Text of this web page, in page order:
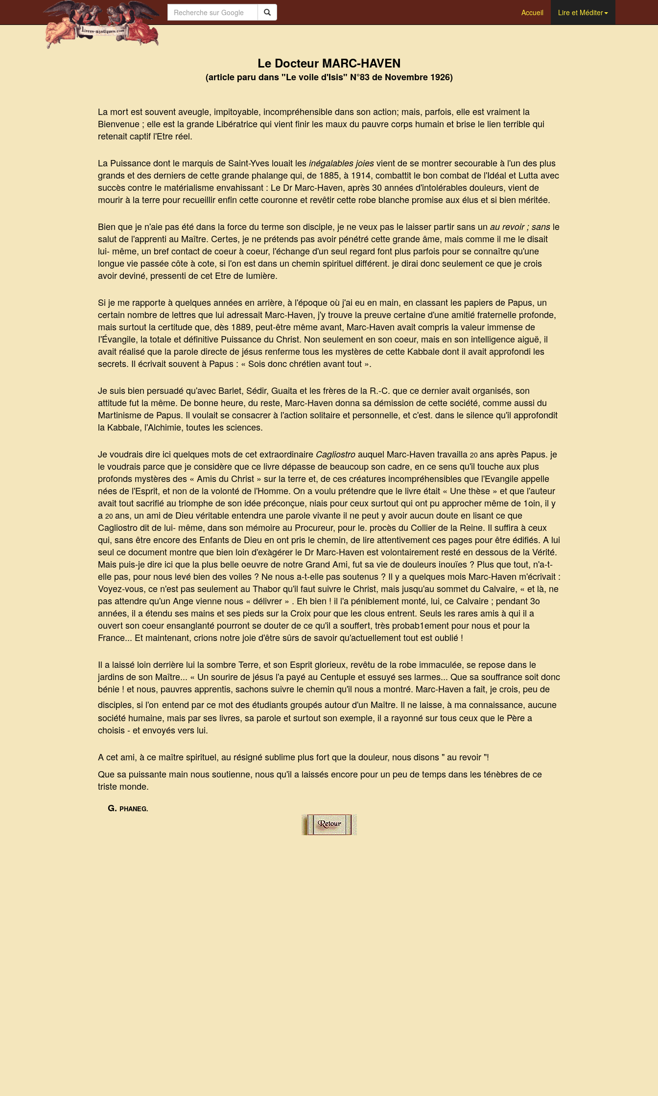
Accueil Lire et Méditer
Le Docteur MARC-HAVEN
(article paru dans "Le voile d'Isis" N°83 de Novembre 1926)
La mort est souvent aveugle, impitoyable, incompréhensible dans son action; mais, parfois, elle est vraiment la
Bienvenue ; elle est la grande Libératrice qui vient finir les maux du pauvre corps humain et brise le lien terrible qui
retenait captif l'Etre réel.
La Puissance dont le marquis de Saint-Yves louait les inégalables joies vient de se montrer secourable à l'un des plus
grands et des derniers de cette grande phalange qui, de 1885, à 1914, combattit le bon combat de l'Idéal et Lutta avec
succès contre le matérialisme envahissant : Le Dr Marc-Haven, après 30 années d'intolérables douleurs, vient de
mourir à la terre pour recueillir enfin cette couronne et revêtir cette robe blanche promise aux élus et si bien méritée.
Bien que je n'aie pas été dans la force du terme son disciple, je ne veux pas le laisser partir sans un au revoir ; sans le
salut de l'apprenti au Maître. Certes, je ne prétends pas avoir pénétré cette grande âme, mais comme il me le disait
lui- même, un bref contact de coeur à coeur, l'échange d'un seul regard font plus parfois pour se connaître qu'une
longue vie passée côte à cote, si l'on est dans un chemin spirituel différent. je dirai donc seulement ce que je crois
avoir deviné, pressenti de cet Etre de Iumière.
Si je me rapporte à quelques années en arrière, à l'époque où j'ai eu en main, en classant les papiers de Papus, un
certain nombre de lettres que lui adressait Marc-Haven, j'y trouve la preuve certaine d'une amitié fraternelle profonde,
mais surtout la certitude que, dès 1889, peut-être même avant, Marc-Haven avait compris la valeur immense de
I'Évangile, la totale et définitive Puissance du Christ. Non seulement en son coeur, mais en son intelligence aiguë, il
avait réalisé que la parole directe de jésus renferme tous les mystères de cette Kabbale dont il avait approfondi les
secrets. Il écrivait souvent à Papus : « Sois donc chrétien avant tout ».
Je suis bien persuadé qu'avec Barlet, Sédir, Guaita et les frères de la R.-C. que ce dernier avait organisés, son
attitude fut la même. De bonne heure, du reste, Marc-Haven donna sa démission de cette société, comme aussi du
Martinisme de Papus. Il voulait se consacrer à l'action solitaire et personnelle, et c'est. dans le silence qu'il approfondit
la Kabbale, l'Alchimie, toutes les sciences.
Je voudrais dire ici quelques mots de cet extraordinaire Cagliostro auquel Marc-Haven travailla 20 ans après Papus. je
le voudrais parce que je considère que ce livre dépasse de beaucoup son cadre, en ce sens qu'il touche aux plus
profonds mystères des « Amis du Christ » sur la terre et, de ces créatures incompréhensibles que l'Evangile appelle
nées de l'Esprit, et non de la volonté de l'Homme. On a voulu prétendre que le livre était « Une thèse » et que l'auteur
avait tout sacrifié au triomphe de son idée préconçue, niais pour ceux surtout qui ont pu approcher même de 1oin, il y
a 20 ans, un ami de Dieu véritable entendra une parole vivante il ne peut y avoir aucun doute en lisant ce que
Cagliostro dit de lui- même, dans son mémoire au Procureur, pour le. procès du Collier de la Reine. Il suffira à ceux
qui, sans être encore des Enfants de Dieu en ont pris le chemin, de lire attentivement ces pages pour être édifiés. A lui
seul ce document montre que bien loin d'exàgérer le Dr Marc-Haven est volontairement resté en dessous de la Vérité.
Mais puis-je dire ici que la plus belle oeuvre de notre Grand Ami, fut sa vie de douleurs inouïes ? Plus que tout, n'a-t-
elle pas, pour nous levé bien des voiles ? Ne nous a-t-elle pas soutenus ? Il y a quelques mois Marc-Haven m'écrivait :
Voyez-vous, ce n'est pas seulement au Thabor qu'il faut suivre le Christ, mais jusqu'au sommet du Calvaire, « et là, ne
pas attendre qu'un Ange vienne nous « délivrer » . Eh bien ! il l'a péniblement monté, lui, ce Calvaire ; pendant 3o
années, il a étendu ses mains et ses pieds sur la Croix pour que les clous entrent. Seuls les rares amis à qui il a
ouvert son coeur ensanglanté pourront se douter de ce qu'il a souffert, très probab1ement pour nous et pour la
France... Et maintenant, crions notre joie d'être sûrs de savoir qu'actuellement tout est oublié !
Il a laissé loin derrière lui la sombre Terre, et son Esprit glorieux, revêtu de la robe immaculée, se repose dans le
jardins de son Maître... « Un sourire de jésus l'a payé au Centuple et essuyé ses larmes... Que sa souffrance soit donc
bénie ! et nous, pauvres apprentis, sachons suivre le chemin qu'il nous a montré. Marc-Haven a fait, je crois, peu de
disciples, si l'on entend par ce mot des étudiants groupés autour d'un Maître. Il ne laisse, à ma connaissance, aucune
société humaine, mais par ses livres, sa parole et surtout son exemple, il a rayonné sur tous ceux que le Père a
choisis - et envoyés vers lui.
A cet ami, à ce maître spirituel, au résigné sublime plus fort que la douleur, nous disons " au revoir "!
Que sa puissante main nous soutienne, nous qu'il a laissés encore pour un peu de temps dans les ténèbres de ce
triste monde.
G. PHANEG.